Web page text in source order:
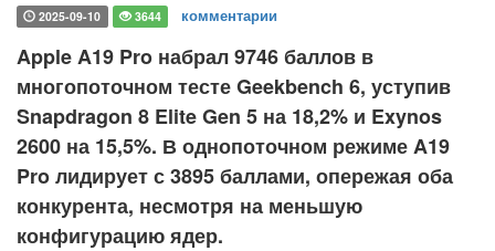
2025-09-10 3644 комментарии
Apple A19 Pro набрал 9746 баллов в
многопоточном тесте Geekbench 6, уступив
Snapdragon 8 Elite Gen 5 на 18,2% и Exynos
2600 на 15,5%. В однопоточном режиме A19
Pro лидирует с 3895 баллами, опережая оба
конкурента, несмотря на меньшую
конфигурацию ядер.